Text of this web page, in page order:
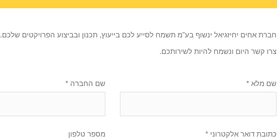
חברת אחים יחיזגיאל ינשוף בע"מ תשמח לסייע לכם בייעוץ, תכנון ובביצוע הפרויקטים שלכם.
צרו קשר היום ונשמח להיות לשירותכם.
* שם החברה * שם מלא
מספר טלפון * כתובת דואר אלקטרוני